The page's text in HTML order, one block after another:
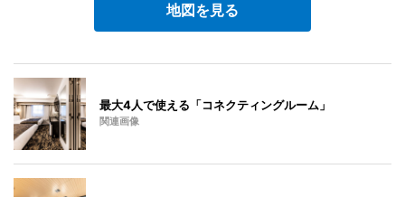
地図を見る
最大4人で使える「コネクティングルーム」
関連画像